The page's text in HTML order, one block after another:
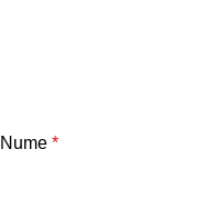
Nume *